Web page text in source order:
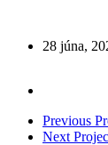
28 júna,
Previous
Next